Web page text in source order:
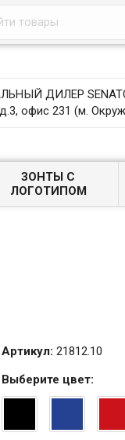
ДИЛЕР
офис 231 (м.
ЗОНТЫ С
ЛОГОТИПОМ
Артикул:21812.10
Выберите цвет: